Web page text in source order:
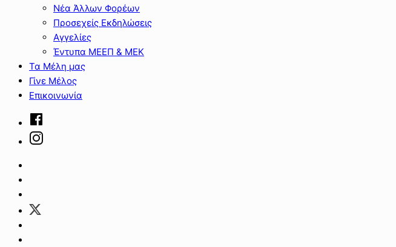
Νέα Άλλων Φορέων
Προσεχείς Εκδηλώσεις
Αγγελίες
Έντυπα ΜΕΕΠ & ΜΕΚ
Τα Μέλη μας
Γίνε Μέλος
Επικοινωνία